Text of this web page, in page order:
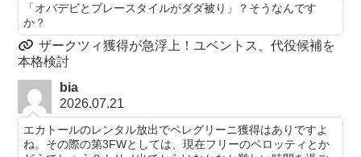
「オバデビとプレースタイルがダダ被り」？そうなんです
か？
ザークツィ獲得が急浮上！ユベントス、代役候補を
本格検討
bia
2026.07.21
エカトールのレンタル放出でペレグリーニ獲得はありですよ
ね。その際の第3FWとしては、現在フリーのベロッティとか